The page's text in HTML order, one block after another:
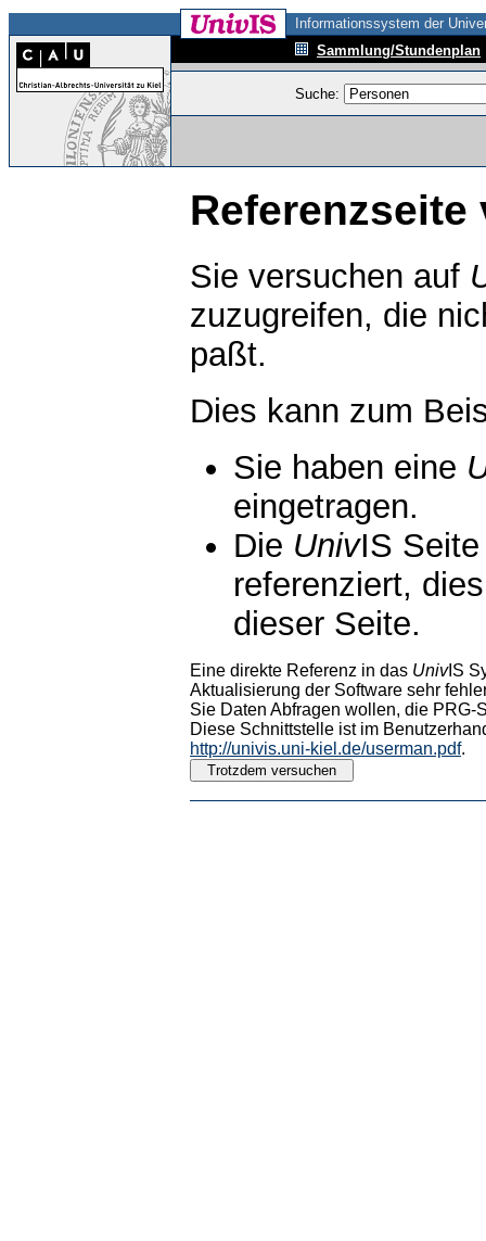
Informationssystem der
Sammlung/Stundenplan
Suche:
Referenzseite
Sie versuchen auf
zuzugreifen, die
paßt.
Dies kann zum
Sie haben eine
eingetragen.
Die UnivIS
referenziert,
dieser Seite.
Eine direkte Referenz in das UnivIS
Aktualisierung der Software sehr
Sie Daten Abfragen wollen, die PRG-
Diese Schnittstelle ist im
http://univis.uni-kiel.de/userman.pdf.